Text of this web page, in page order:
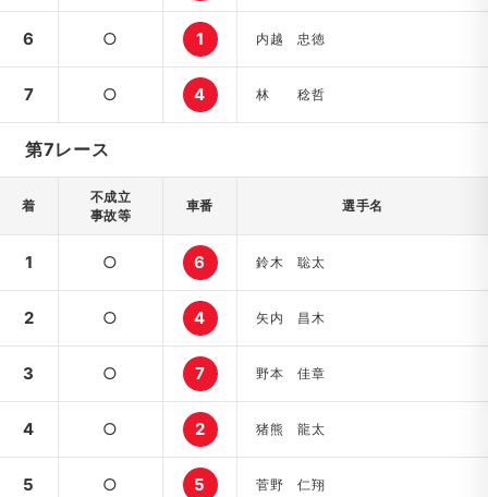
6 ○ 1 内越 忠徳
7 ○ 4 林 稔哲
第7レース
着
不成立
事故等
車番 選手名
1 ○ 6 鈴木 聡太
2 ○ 4 矢内 昌木
3 ○ 7 野本 佳章
4 ○ 2 猪熊 龍太
5 ○ 5 菅野 仁翔